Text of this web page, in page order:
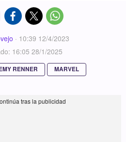
· 10:39 12/4/2023
16:05 28/1/2025
RENNER MARVEL